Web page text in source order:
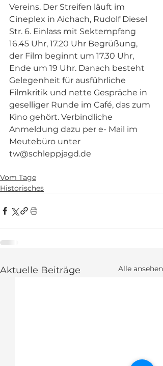
Vereins. Der Streifen läuft im
Cineplex in Aichach, Rudolf Diesel
Str. 6. Einlass mit Sektempfang
16.45 Uhr, 17.20 Uhr Begrüßung,
der Film beginnt um 17.30 Uhr,
Ende um 19 Uhr. Danach besteht
Gelegenheit für ausführliche
Filmkritik und nette Gespräche in
geselliger Runde im Café, das zum
Kino gehört. Verbindliche
Anmeldung dazu per e- Mail im
Meutebüro unter
tw@schleppjagd.de
Vom Tage
Historisches
Aktuelle Beiträge Alle ansehen